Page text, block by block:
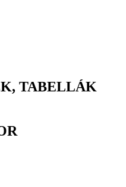
TABELLÁK